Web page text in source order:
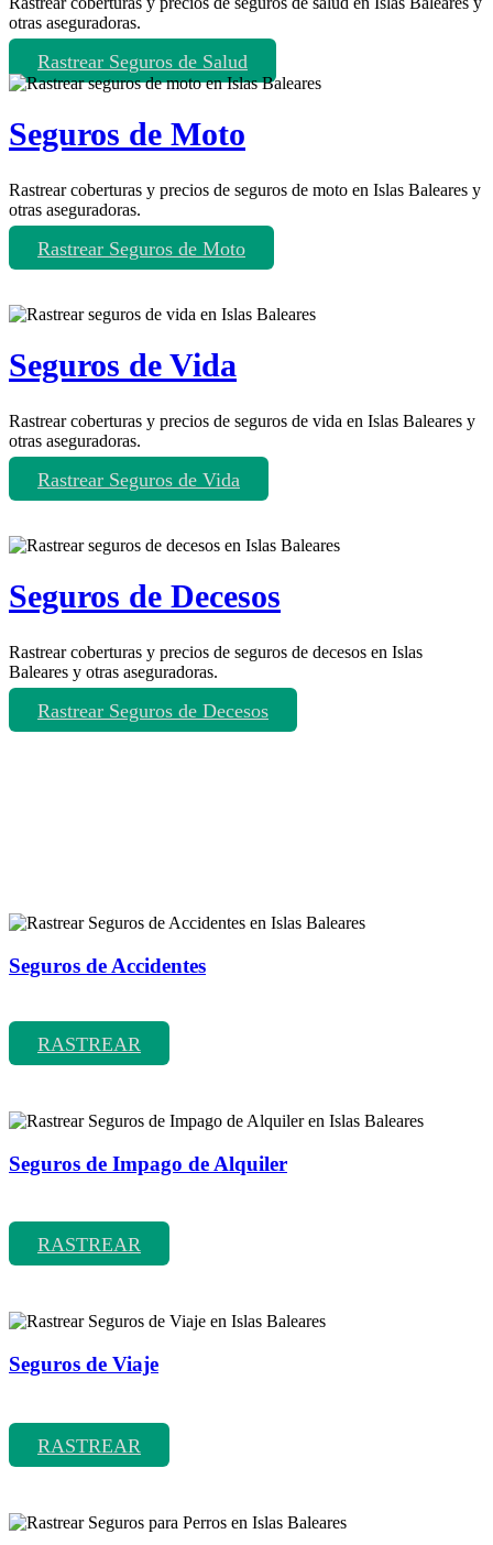
otras aseguradoras.
Rastrear Seguros de Salud
Seguros de Moto
Rastrear coberturas y precios de seguros de moto en Islas Baleares y
otras aseguradoras.
Rastrear Seguros de Moto
Seguros de Vida
Rastrear coberturas y precios de seguros de vida en Islas Baleares y
otras aseguradoras.
Rastrear Seguros de Vida
Seguros de Decesos
Rastrear coberturas y precios de seguros de decesos en Islas
Baleares y otras aseguradoras.
Rastrear Seguros de Decesos
Seguros de Accidentes
RASTREAR
Seguros de Impago de Alquiler
RASTREAR
Seguros de Viaje
RASTREAR